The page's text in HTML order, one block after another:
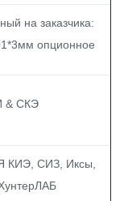
на заказчика:
опционное
& СКЭ
КИЭ, СИЗ, Иксы,